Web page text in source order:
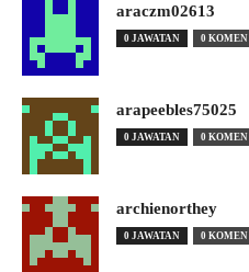
araczm02613
0 JAWATAN 0 KOMEN
arapeebles75025
0 JAWATAN 0 KOMEN
archienorthey
0 JAWATAN 0 KOMEN